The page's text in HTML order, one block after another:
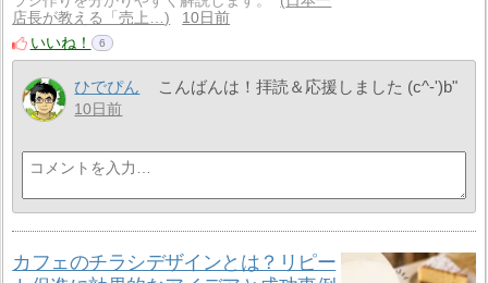
店長が教える「売上…
10日前
いいね！
6
ひでぴん こんばんは！拝読＆応援しました (c^-')b"
10日前
カフェのチラシデザインとは？リピー